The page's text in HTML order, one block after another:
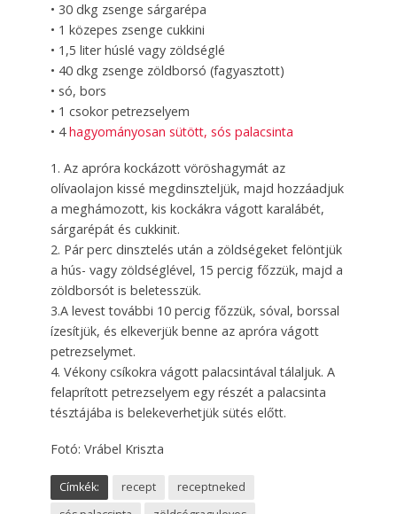
• 30 dkg zsenge sárgarépa
• 1 közepes zsenge cukkini
• 1,5 liter húslé vagy zöldséglé
• 40 dkg zsenge zöldborsó (fagyasztott)
• só, bors
• 1 csokor petrezselyem
• 4hagyományosan sütött, sós palacsinta
1. Az apróra kockázott vöröshagymát az
olívaolajon kissé megdinszteljük, majd hozzáadjuk
a meghámozott, kis kockákra vágott karalábét,
sárgarépát és cukkinit.
2. Pár perc dinsztelés után a zöldségeket felöntjük
a hús- vagy zöldséglével, 15 percig főzzük, majd a
zöldborsót is beletesszük.
3.A levest további 10 percig főzzük, sóval, borssal
ízesítjük, és elkeverjük benne az apróra vágott
petrezselymet.
4. Vékony csíkokra vágott palacsintával tálaljuk. A
felaprított petrezselyem egy részét a palacsinta
tésztájába is belekeverhetjük sütés előtt.
Fotó: Vrábel Kriszta
Címkék: recept
receptneked